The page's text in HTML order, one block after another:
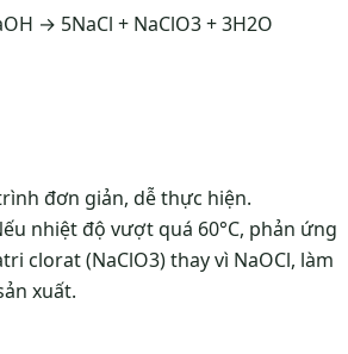
→ 5NaCl + NaClO3 + 3H2O
đơn giản, dễ thực hiện.
nhiệt độ vượt quá 60°C, phản ứng
clorat (NaClO3) thay vì NaOCl, làm
xuất.